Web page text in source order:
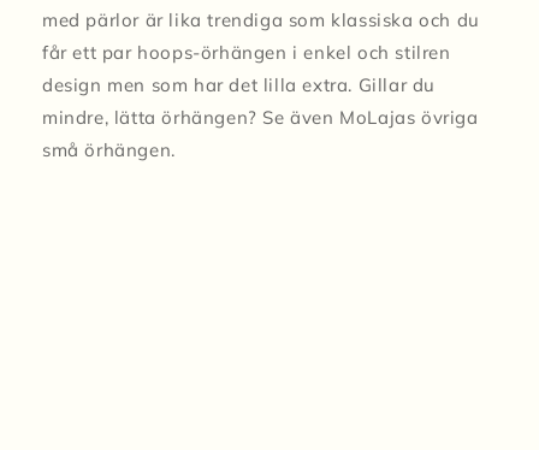
med pärlor är lika trendiga som klassiska och du
får ett par hoops-örhängen i enkel och stilren
design men som har det lilla extra. Gillar du
mindre, lätta örhängen? Se även MoLajas övriga
små örhängen.